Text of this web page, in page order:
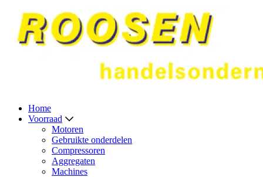
Home
Voorraad
Motoren
Gebruikte onderdelen
Compressoren
Aggregaten
Machines